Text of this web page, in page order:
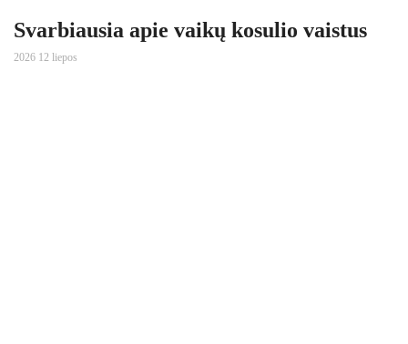
Svarbiausia apie vaikų kosulio vaistus
2026 12 liepos